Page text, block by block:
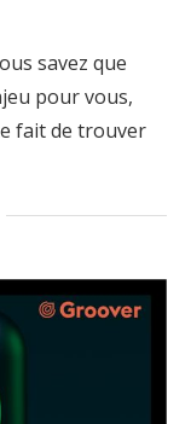
savez que
pour vous,
fait de trouver